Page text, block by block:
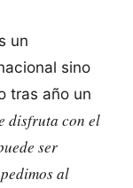
un
sino
tras año un
disfruta con el
ser
al